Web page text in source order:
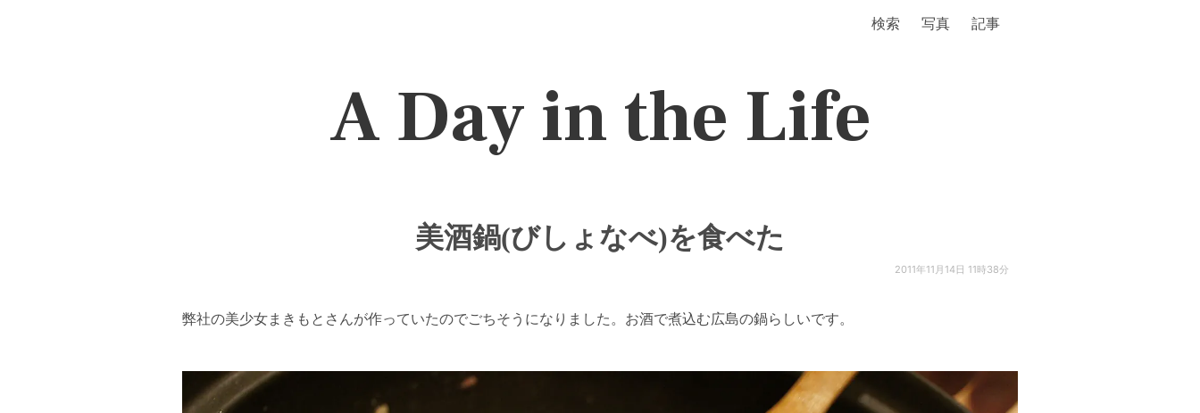
検索 写真 記事
A Day in the Life
美酒鍋(びしょなべ)を食べた
2011年11月14日 11時38分
弊社の美少女まきもとさんが作っていたのでごちそうになりました。お酒で煮込む広島の鍋らしいです。